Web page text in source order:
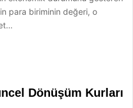
para biriminin değeri, o
Dönüşüm Kurları